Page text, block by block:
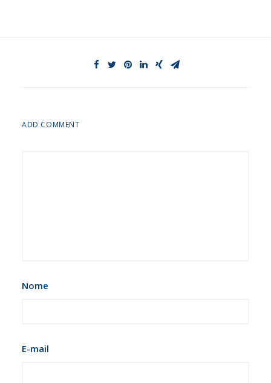
ADD COMMENT
Nome
E-mail